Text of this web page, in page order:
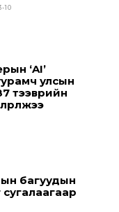
10
‘AI’
улсын
тээврийн
багуудын
сугалаагаар